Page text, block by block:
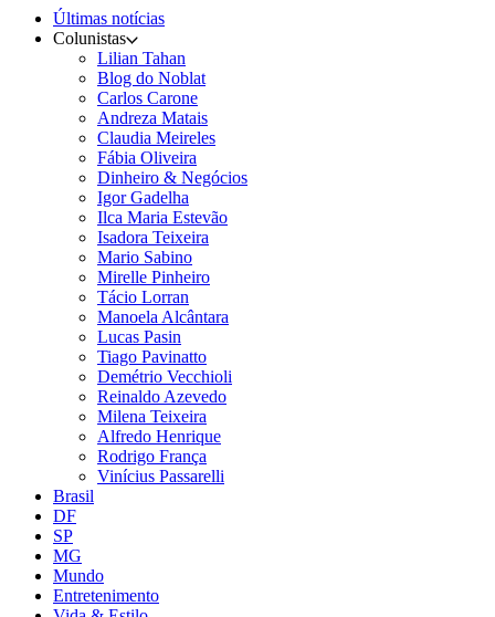
Últimas notícias
Colunistas
Lilian Tahan
Blog do Noblat
Carlos Carone
Andreza Matais
Claudia Meireles
Fábia Oliveira
Dinheiro & Negócios
Igor Gadelha
Ilca Maria Estevão
Isadora Teixeira
Mario Sabino
Mirelle Pinheiro
Tácio Lorran
Manoela Alcântara
Lucas Pasin
Tiago Pavinatto
Demétrio Vecchioli
Reinaldo Azevedo
Milena Teixeira
Alfredo Henrique
Rodrigo França
Vinícius Passarelli
Brasil
DF
SP
MG
Mundo
Entretenimento